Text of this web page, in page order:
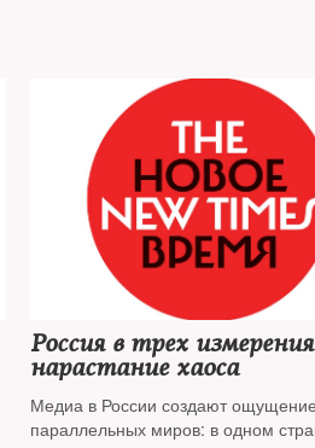
Россия в трех
нарастание хаоса
Медиа в России создают ощущение
параллельных миров: в одном